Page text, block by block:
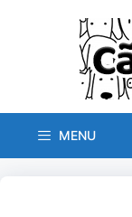
MENU